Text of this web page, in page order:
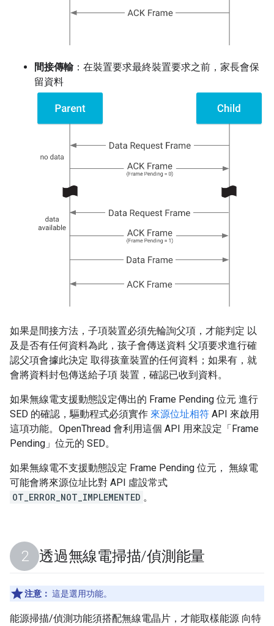
間接傳輸：在裝置要求最終裝置要求之前，家長會保
留資料
如果是間接方法，子項裝置必須先輪詢父項，才能判定 以
及是否有任何資料為此，孩子會傳送資料 父項要求進行確
認父項會據此決定 取得孩童裝置的任何資料；如果有，就
會將資料封包傳送給子項 裝置，確認已收到資料。
如果無線電支援動態設定傳出的 Frame Pending 位元 進行
SED 的確認，驅動程式必須實作 來源位址相符 API 來啟用
這項功能。OpenThread 會利用這個 API 用來設定「Frame
Pending」位元的 SED。
如果無線電不支援動態設定 Frame Pending 位元， 無線電
可能會將來源位址比對 API 虛設常式
OT_ERROR_NOT_IMPLEMENTED 。
透過無線電掃描/偵測能量
注意： 這是選用功能。
能源掃描/偵測功能須搭配無線電晶片，才能取樣能源 向特